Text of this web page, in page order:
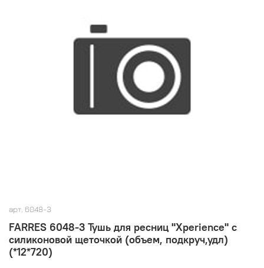
арт. 6048-3
FARRES 6048-3 Тушь для ресниц "Xperience" с
силиконовой щеточкой (объем, подкруч,удл)
(*12*720)